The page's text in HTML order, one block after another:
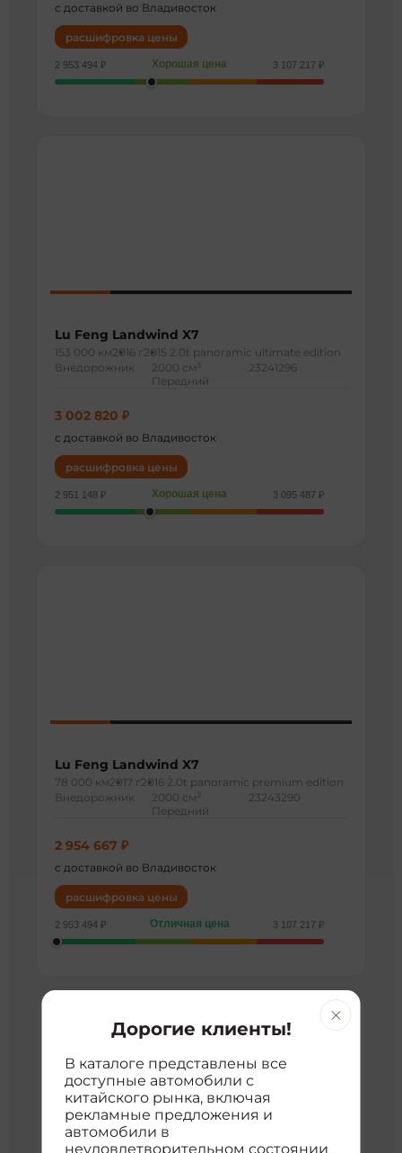
с доставкой во Владивосток
расшифровка цены
2 953 494 ₽ Хорошая цена 3 107 217 ₽
Lu Feng Landwind X7
153 000 км2016 г 2015 2.0t panoramic ultimate edition
Внедорожник
2000 см 3
Передний
23241296
3 002 820 ₽
с доставкой во Владивосток
расшифровка цены
2 951 148 ₽ Хорошая цена 3 095 487 ₽
Lu Feng Landwind X7
78 000 км2017 г 2016 2.0t panoramic premium edition
Внедорожник
2000 см 3
Передний
23243290
2 954 667 ₽
с доставкой во Владивосток
расшифровка цены
2 953 494 ₽ Отличная цена 3 107 217 ₽
Дорогие клиенты!
В каталоге представлены все
доступные автомобили с
китайского рынка, включая
рекламные предложения и
автомобили в
неудовлетворительном состоянии